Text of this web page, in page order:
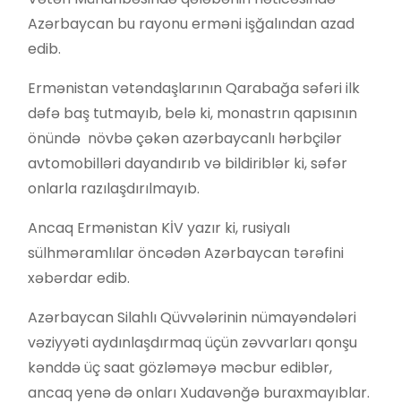
Azərbaycan bu rayonu erməni işğalından azad
edib.
Ermənistan vətəndaşlarının Qarabağa səfəri ilk
dəfə baş tutmayıb, belə ki, monastrın qapısının
önündə növbə çəkən azərbaycanlı hərbçilər
avtomobilləri dayandırıb və bildiriblər ki, səfər
onlarla razılaşdırılmayıb.
Ancaq Ermənistan KİV yazır ki, rusiyalı
sülhməramlılar öncədən Azərbaycan tərəfini
xəbərdar edib.
Azərbaycan Silahlı Qüvvələrinin nümayəndələri
vəziyyəti aydınlaşdırmaq üçün zəvvarları qonşu
kənddə üç saat gözləməyə məcbur ediblər,
ancaq yenə də onları Xudavənğə buraxmayıblar.